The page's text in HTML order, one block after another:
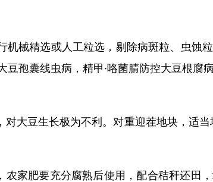
械精选或人工粒选，剔除病斑粒、虫蚀
孢囊线虫病，精甲·咯菌腈防控大豆根腐
大豆生长极为不利。对重迎茬地块，适
家肥要充分腐熟后使用，配合秸秆还田